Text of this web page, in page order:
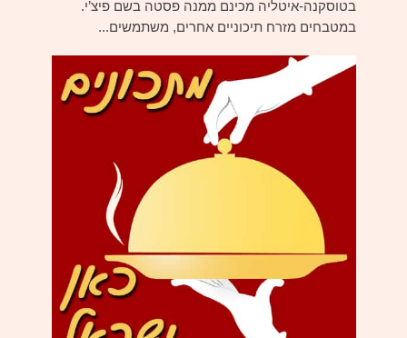
בטוסקנה-איטליה מכינם ממנה פסטה בשם פיצ’י.
במטבחים מזרח תיכוניים אחרים, משתמשים...